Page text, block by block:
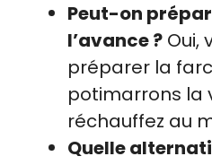
Peut-on
l’avance ? Oui,
préparer la
potimarrons la
réchauffez au
Quelle